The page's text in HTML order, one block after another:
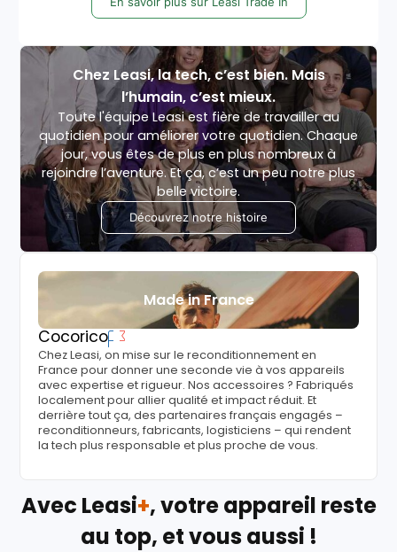
Chez Leasi, la tech, c’est bien. Mais
l’humain, c’est mieux.
Toute l'équipe Leasi est fière de travailler au
quotidien pour améliorer votre quotidien. Chaque
jour, vous êtes de plus en plus nombreux à
rejoindre l’aventure. Et ça, c’est un peu notre plus
belle victoire.
Découvrez notre histoire
Made in France
Cocorico
Chez Leasi, on mise sur le reconditionnement en
France pour donner une seconde vie à vos appareils
avec expertise et rigueur. Nos accessoires ? Fabriqués
localement pour allier qualité et impact réduit. Et
derrière tout ça, des partenaires français engagés –
reconditionneurs, fabricants, logisticiens – qui rendent
la tech plus responsable et plus proche de vous.
Avec Leasi+, votre appareil reste
au top, et vous aussi !